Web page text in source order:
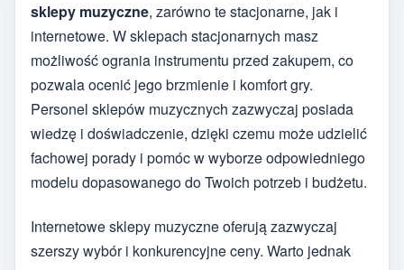
sklepy muzyczne, zarówno te stacjonarne, jak i
internetowe. W sklepach stacjonarnych masz
możliwość ogrania instrumentu przed zakupem, co
pozwala ocenić jego brzmienie i komfort gry.
Personel sklepów muzycznych zazwyczaj posiada
wiedzę i doświadczenie, dzięki czemu może udzielić
fachowej porady i pomóc w wyborze odpowiedniego
modelu dopasowanego do Twoich potrzeb i budżetu.
Internetowe sklepy muzyczne oferują zazwyczaj
szerszy wybór i konkurencyjne ceny. Warto jednak